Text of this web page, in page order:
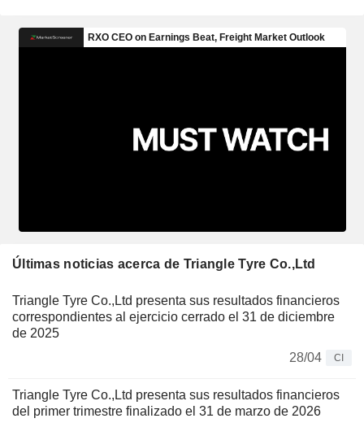
Últimas noticias acerca de Triangle Tyre Co.,Ltd
Triangle Tyre Co.,Ltd presenta sus resultados financieros
correspondientes al ejercicio cerrado el 31 de diciembre
de 2025
28/04
CI
Triangle Tyre Co.,Ltd presenta sus resultados financieros
del primer trimestre finalizado el 31 de marzo de 2026